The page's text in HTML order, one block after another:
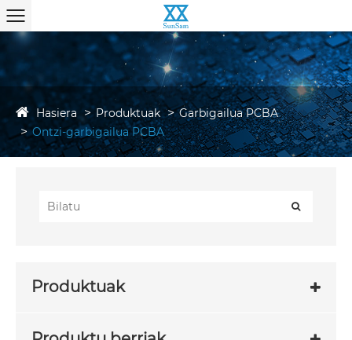
Hasiera Produktuak
Garbigailua PCBA
Ontzi-garbigailua PCBA
Produktuak